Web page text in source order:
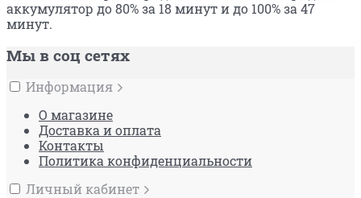
аккумулятор до 80% за 18 минут и до 100% за 47
минут.
Мы в соц сетях
Информация
О магазине
Доставка и оплата
Контакты
Политика конфиденциальности
Личный кабинет